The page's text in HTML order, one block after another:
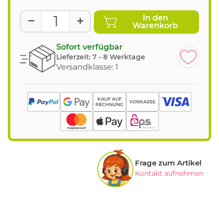
In den
Warenkorb
Sofort verfügbar
Lieferzeit: 7 - 8 Werktage
Versandklasse: 1
Frage zum Artikel
Kontakt aufnehmen